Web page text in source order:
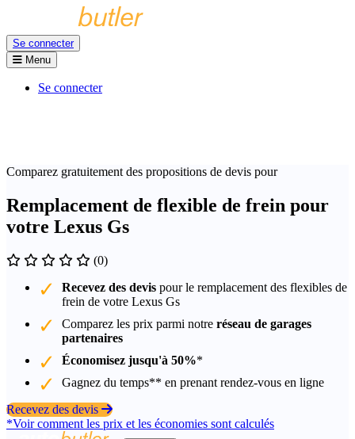
Se connecter
Menu
Se connecter
Comparez gratuitement des propositions de devis pour
Remplacement de flexible de frein pour
votre Lexus Gs
(0)
Recevez des devis pour le remplacement des flexibles de
frein de votre Lexus Gs
Comparez les prix parmi notre réseau de garages
partenaires
Économisez jusqu'à 50%*
Gagnez du temps** en prenant rendez-vous en ligne
Recevez des devis
*Voir comment les prix et les économies sont calculés